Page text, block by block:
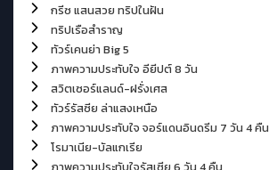
กรีซ แสนสวย ทริปในฝัน
ทริปเรือสำราญ
ทัวร์เคนย่า Big 5
ภาพความประทับใจ อียีปต์ 8 วัน
สวิตเซอร์แลนด์-ฝรั่งเศส
ทัวร์รัสซีย ล่าแสงเหนือ
ภาพความประทับใจ จอร์แดนอินดรีม 7 วัน 4 คืน
โรมาเนีย-บัลแกเรีย
ภาพความประทับใจรัสเซีย 6 วัน 4 คืน